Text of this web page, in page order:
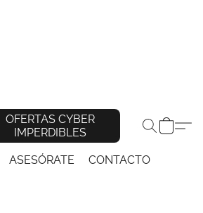
OFERTAS CYBER
IMPERDIBLES
ASESÓRATE CONTACTO